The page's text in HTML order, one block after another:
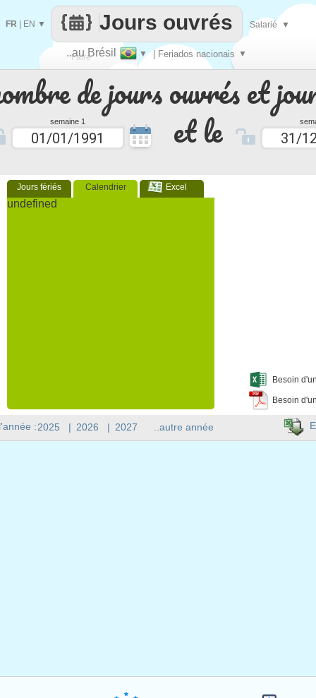
de jours ouvrés et
semaine 1 et le
Jours fériés Calendrier Excel
undefined
Besoin
Besoin
Faire
que
..au Brésil ▼ | Feriados nacionais ▼
Jours ouvrés
FR EN ▼ Salarié ▼
:2025 | 2026 | 2027 ..autre année